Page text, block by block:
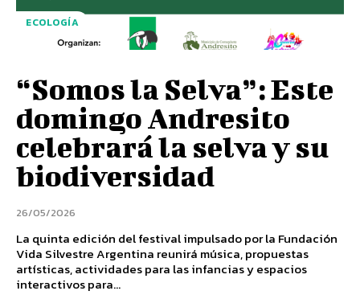
ECOLOGÍA
“Somos la Selva”: Este
domingo Andresito
celebrará la selva y su
biodiversidad
26/05/2026
La quinta edición del festival impulsado por la Fundación
Vida Silvestre Argentina reunirá música, propuestas
artísticas, actividades para las infancias y espacios
interactivos para...